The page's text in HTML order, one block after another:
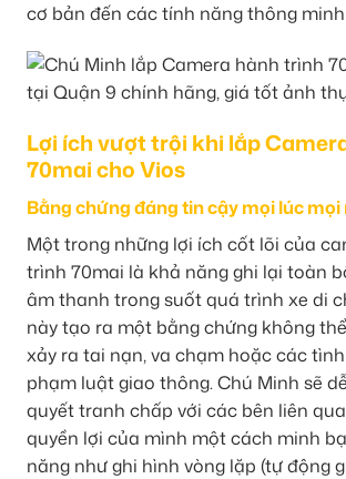
cơ bản đến các tính năng thông
Lợi ích vượt trội khi lắp
70mai cho Vios
Bằng chứng đáng tin cậy mọi lúc mọi
Một trong những lợi ích cốt lõi của
trình 70mai là khả năng ghi lại toàn
âm thanh trong suốt quá trình xe di
này tạo ra một bằng chứng không
xảy ra tai nạn, va chạm hoặc các
phạm luật giao thông. Chú Minh sẽ
quyết tranh chấp với các bên liên
quyền lợi của mình một cách minh
năng như ghi hình vòng lặp (tự động